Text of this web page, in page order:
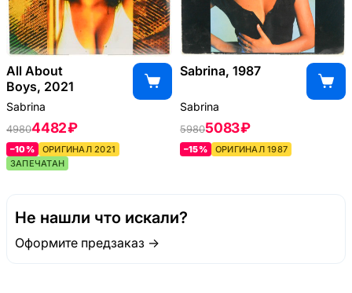
All About
Boys, 2021
Sabrina
49804482 ₽
–10%
ОРИГИНАЛ 2021
ЗАПЕЧАТАН
Sabrina, 1987
Sabrina
59805083 ₽
–15% ОРИГИНАЛ 1987
Не нашли что искали?
Оформите предзаказ →